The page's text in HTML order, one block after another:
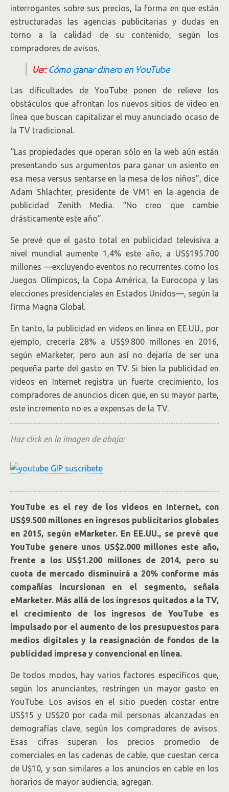
interrogantes sobre sus precios, la forma en que están
estructuradas las agencias publicitarias y dudas en
torno a la calidad de su contenido, según los
compradores de avisos.
Ver: Cómo ganar dinero en YouTube
Las dificultades de YouTube ponen de relieve los
obstáculos que afrontan los nuevos sitios de video en
línea que buscan capitalizar el muy anunciado ocaso de
la TV tradicional.
“Las propiedades que operan sólo en la web aún están
presentando sus argumentos para ganar un asiento en
esa mesa versus sentarse en la mesa de los niños”, dice
Adam Shlachter, presidente de VM1 en la agencia de
publicidad Zenith Media. “No creo que cambie
drásticamente este año”.
Se prevé que el gasto total en publicidad televisiva a
nivel mundial aumente 1,4% este año, a US$195.700
millones —excluyendo eventos no recurrentes como los
Juegos Olímpicos, la Copa América, la Eurocopa y las
elecciones presidenciales en Estados Unidos—, según la
firma Magna Global.
En tanto, la publicidad en videos en línea en EE.UU., por
ejemplo, crecería 28% a US$9.800 millones en 2016,
según eMarketer, pero aun así no dejaría de ser una
pequeña parte del gasto en TV. Si bien la publicidad en
videos en Internet registra un fuerte crecimiento, los
compradores de anuncios dicen que, en su mayor parte,
este incremento no es a expensas de la TV.
Haz click en la imagen de abajo:
YouTube es el rey de los videos en Internet, con
US$9.500 millones en ingresos publicitarios globales
en 2015, según eMarketer. En EE.UU., se prevé que
YouTube genere unos US$2.000 millones este año,
frente a los US$1.200 millones de 2014, pero su
cuota de mercado disminuirá a 20% conforme más
compañías incursionan en el segmento, señala
eMarketer. Más allá de los ingresos quitados a la TV,
el crecimiento de los ingresos de YouTube es
impulsado por el aumento de los presupuestos para
medios digitales y la reasignación de fondos de la
publicidad impresa y convencional en línea.
De todos modos, hay varios factores específicos que,
según los anunciantes, restringen un mayor gasto en
YouTube. Los avisos en el sitio pueden costar entre
US$15 y US$20 por cada mil personas alcanzadas en
demografías clave, según los compradores de avisos.
Esas cifras superan los precios promedio de
comerciales en las cadenas de cable, que cuestan cerca
de U$10, y son similares a los anuncios en cable en los
horarios de mayor audiencia, agregan.